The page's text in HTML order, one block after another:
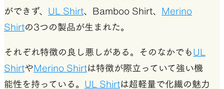
ができず、 UL Shirt 、Bamboo Shirt、 Merino
Shirtの3つの製品が生まれた。
それぞれ特徴の良し悪しがある。そのなかでも UL
ShirtやMerino Shirtは特徴が際立っていて強い機
能性を持っている。 UL Shirtは超軽量で化繊の魅力